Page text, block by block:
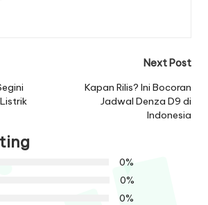
Next Post
Kapan Rilis? Ini Bocoran
Jadwal Denza D9 di
Indonesia
0%
0%
0%